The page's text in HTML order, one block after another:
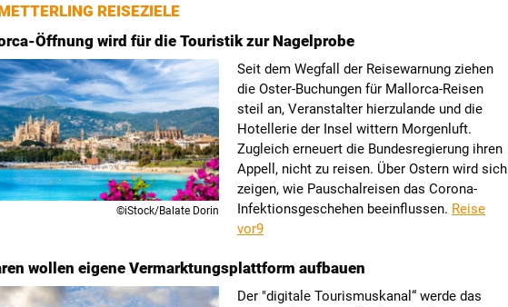
REISEZIELE
Öffnung wird für die Touristik zur Nagelprobe
©iStock/Balate Dorin
Seit dem Wegfall der Reisewarnung ziehen
die Oster-Buchungen für Mallorca-Reisen
steil an, Veranstalter hierzulande und die
Hotellerie der Insel wittern Morgenluft.
Zugleich erneuert die Bundesregierung ihren
Appell, nicht zu reisen. Über Ostern wird sich
zeigen, wie Pauschalreisen das Corona-
Infektionsgeschehen beeinflussen. Reise
vor9
wollen eigene Vermarktungsplattform aufbauen
Der "digitale Tourismuskanal“ werde das